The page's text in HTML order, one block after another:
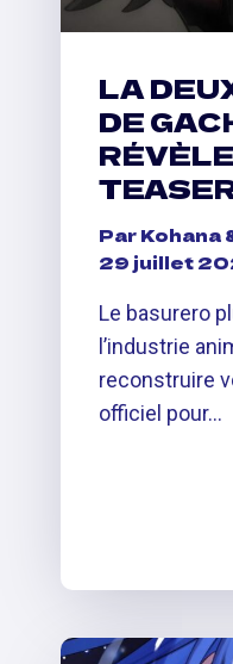
LA
DE
ParKohana
29 juillet
Le basurero
l’industrie
reconstruire
officiel pour…